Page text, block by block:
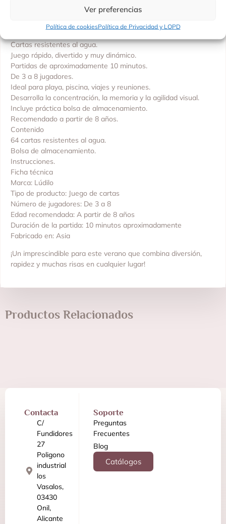
Ver preferencias
Política de cookiesPolítica de Privacidad y LOPD
Finalmente, es el juego perfecto para compartir con familiares
y amigos durante las vacaciones o cualquier reunión.
Cartas resistentes al agua.
Juego rápido, divertido y muy dinámico.
Partidas de aproximadamente 10 minutos.
De 3 a 8 jugadores.
Ideal para playa, piscina, viajes y reuniones.
Desarrolla la concentración, la memoria y la agilidad visual.
Incluye práctica bolsa de almacenamiento.
Recomendado a partir de 8 años.
Contenido
64 cartas resistentes al agua.
Bolsa de almacenamiento.
Instrucciones.
Ficha técnica
Marca: Lúdilo
Tipo de producto: Juego de cartas
Número de jugadores: De 3 a 8
Edad recomendada: A partir de 8 años
Duración de la partida: 10 minutos aproximadamente
Fabricado en: Asia
¡Un imprescindible para este verano que combina diversión,
rapidez y muchas risas en cualquier lugar!
Productos Relacionados
Contacta
C/
Fundidores
27
Poligono
industrial
los
Vasalos,
03430
Onil,
Alicante
Soporte
Preguntas
Frecuentes
Blog
Catálogos